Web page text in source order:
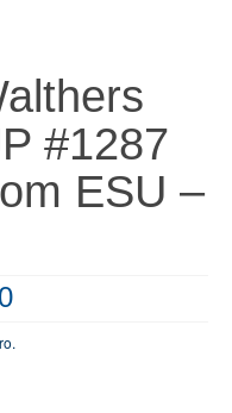
#1287
ESU –
O
atual